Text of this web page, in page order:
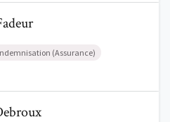
(Assurance)
Debroux